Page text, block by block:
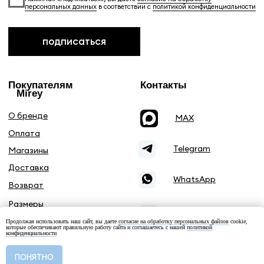
Продолжая использовать наш сайт, вы даете согласие на обработку персональных файлов cookie,
которые обеспечивают правильную работу сайта и соглашаетесь с нашейполитикой
конфиденциальности
ПОНЯТНО